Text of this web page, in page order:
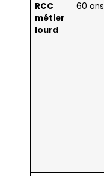
RCC
métier
lourd
60 ans